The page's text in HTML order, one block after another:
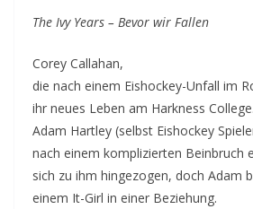
The Ivy Years – Bevor wir Fallen
Corey Callahan,
die nach einem Eishockey-Unfall im
ihr neues Leben am Harkness
Adam Hartley (selbst Eishockey
nach einem komplizierten Beinbruch
sich zu ihm hingezogen, doch Adam
einem It-Girl in einer Beziehung.